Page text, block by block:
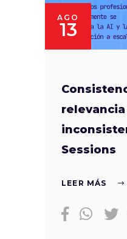
AGO
13
Sessions
LEER MÁS